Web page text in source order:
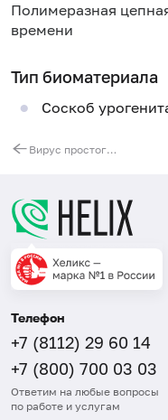
Полимеразная
времени
Тип биоматериала
Соскоб
Вирус простого герпеса (Herpes Simplex Virus 2), ДНК [реал-тайм ПЦР]
Телефон
+7 (8112) 29 60 14
+7 (800) 700 03 03
Ответим на любые вопросы
по работе и услугам